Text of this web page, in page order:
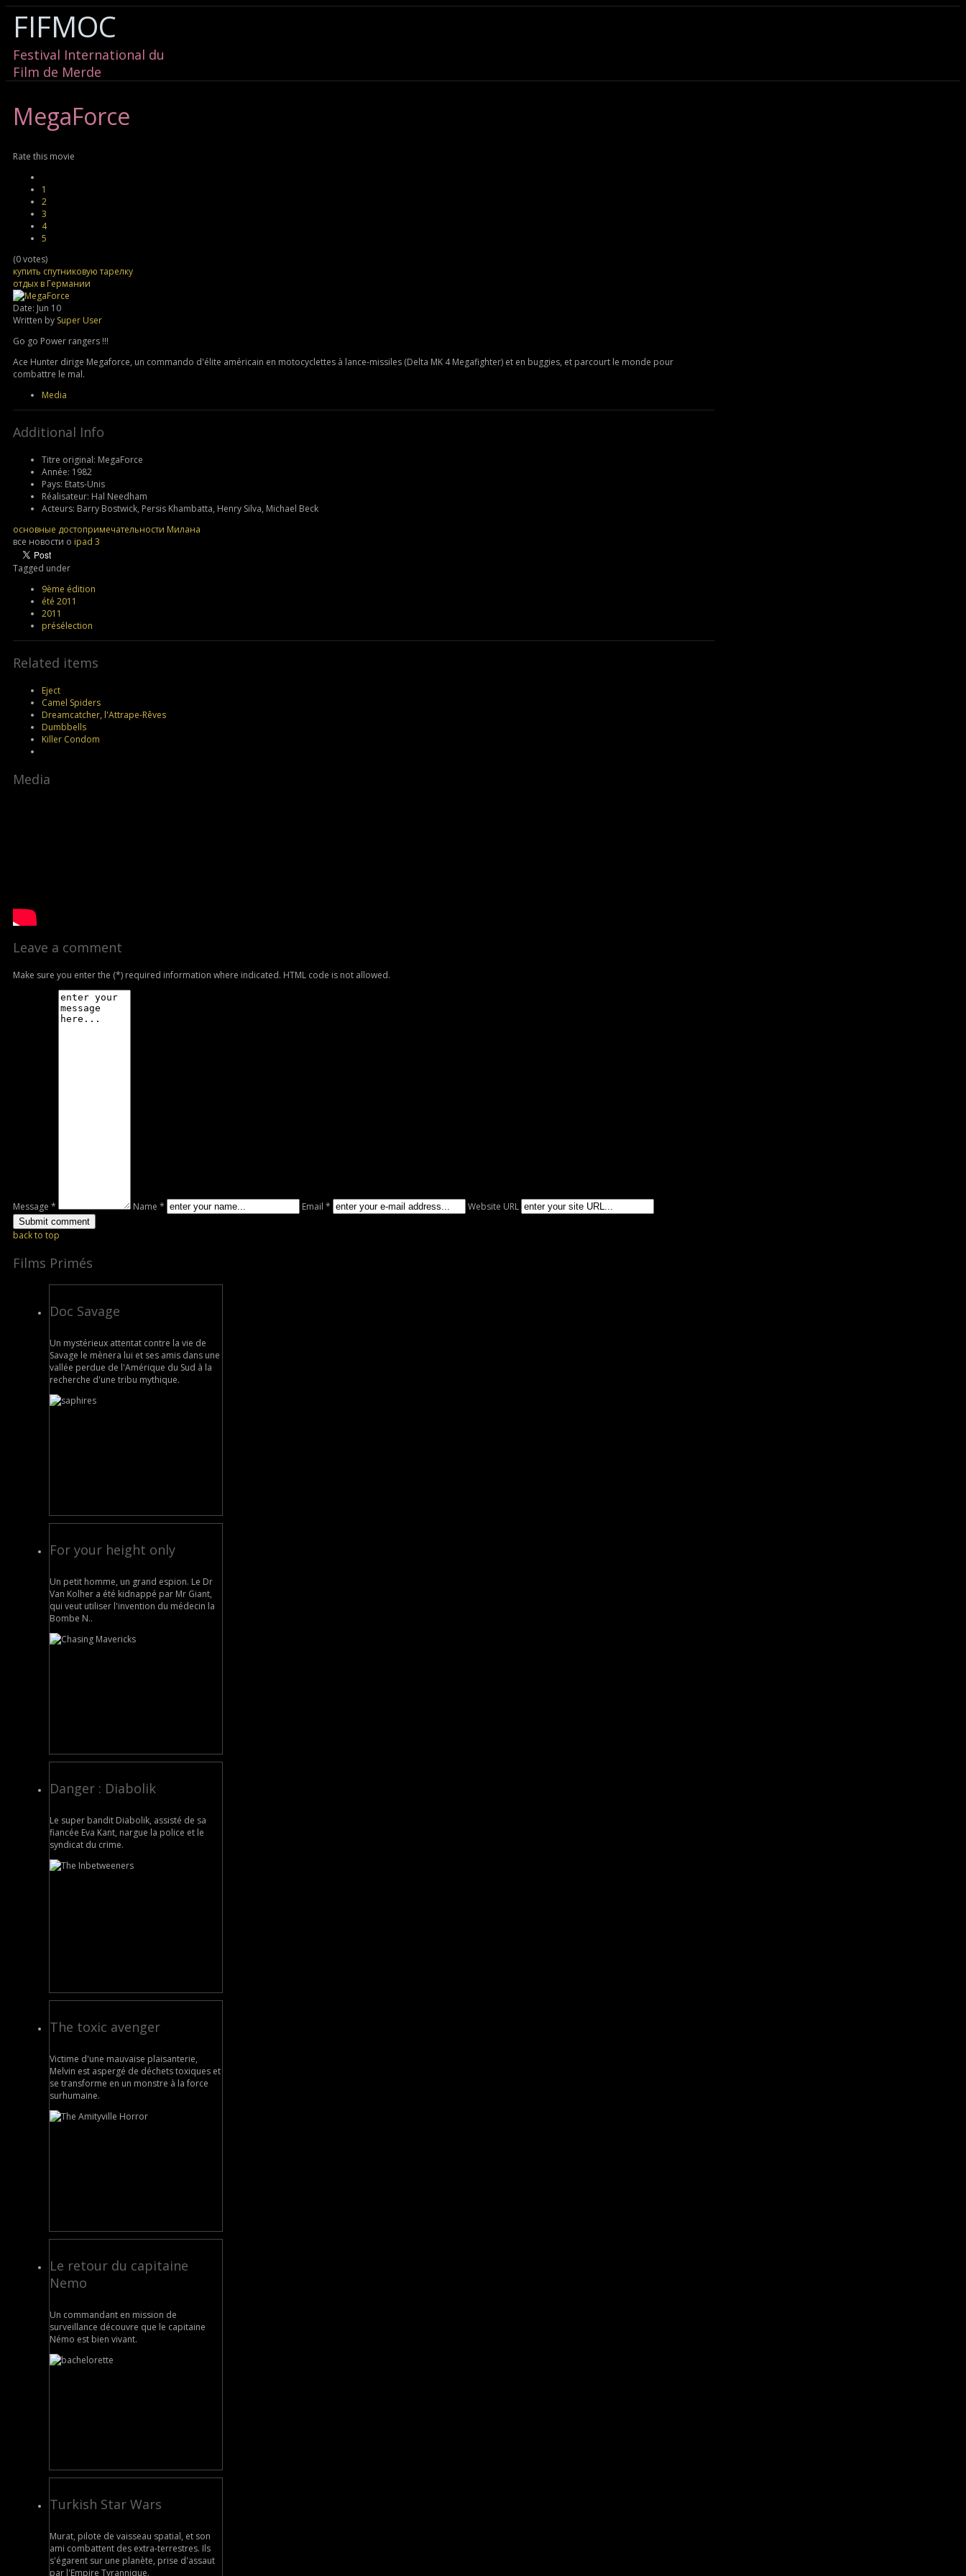
FIFMOC
Festival International du
Film de Merde
MegaForce
Rate this movie
1
2
3
4
5
(0 votes)
купить спутниковую тарелку
отдых в Германии
Date: Jun 10
Written by Super User
Go go Power rangers !!!
Ace Hunter dirige Megaforce, un commando d'élite américain en motocyclettes à lance-missiles (Delta MK 4 Megafighter) et en buggies, et parcourt le monde pour
combattre le mal.
Media
Additional Info
Titre original: MegaForce
Année: 1982
Pays: Etats-Unis
Réalisateur: Hal Needham
Acteurs: Barry Bostwick, Persis Khambatta, Henry Silva, Michael Beck
основные достопримечательности Милана
все новости о ipad 3
Tagged under
9ème édition
été 2011
2011
présélection
Related items
Eject
Camel Spiders
Dreamcatcher, l'Attrape-Rêves
Dumbbells
Killer Condom
Media
Leave a comment
Make sure you enter the (*) required information where indicated. HTML code is not allowed.
Message * Name * Email * Website URL
back to top
Films Primés
Doc Savage
Un mystérieux attentat contre la vie de
Savage le mènera lui et ses amis dans une
vallée perdue de l'Amérique du Sud à la
recherche d'une tribu mythique.
For your height only
Un petit homme, un grand espion. Le Dr
Van Kolher a été kidnappé par Mr Giant,
qui veut utiliser l'invention du médecin la
Bombe N..
Danger : Diabolik
Le super bandit Diabolik, assisté de sa
fiancée Eva Kant, nargue la police et le
syndicat du crime.
The toxic avenger
Victime d'une mauvaise plaisanterie,
Melvin est aspergé de déchets toxiques et
se transforme en un monstre à la force
surhumaine.
Le retour du capitaine
Nemo
Un commandant en mission de
surveillance découvre que le capitaine
Némo est bien vivant.
Turkish Star Wars
Murat, pilote de vaisseau spatial, et son
ami combattent des extra-terrestres. Ils
s'égarent sur une planète, prise d'assaut
par l'Empire Tyrannique.